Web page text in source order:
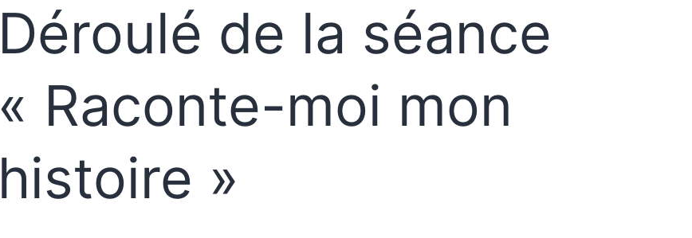
Déroulé de la séance
« Raconte-moi mon
histoire »